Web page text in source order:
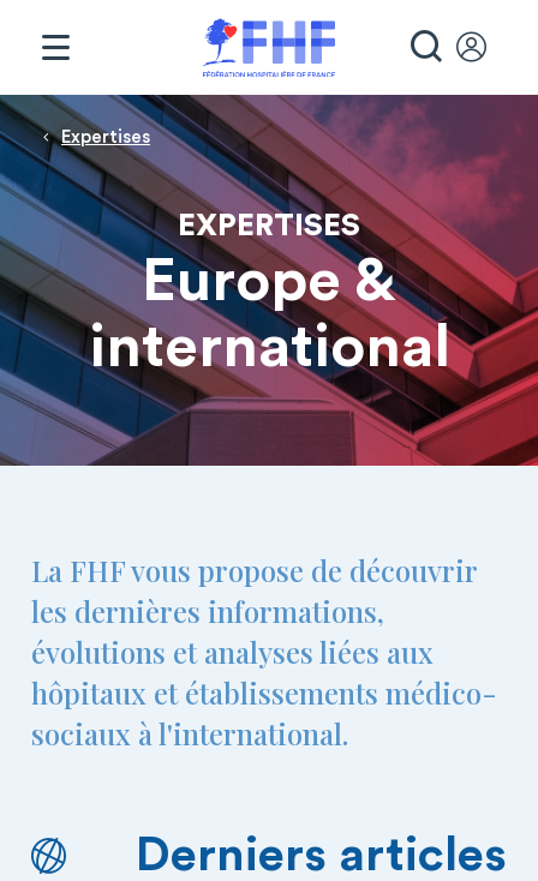
Fil d'Ariane
Expertises
EXPERTISES
Europe &
international
La FHF vous propose de découvrir
les dernières informations,
évolutions et analyses liées aux
hôpitaux et établissements médico-
sociaux à l'international.
Derniers articles
Panneau de gestion des cookies